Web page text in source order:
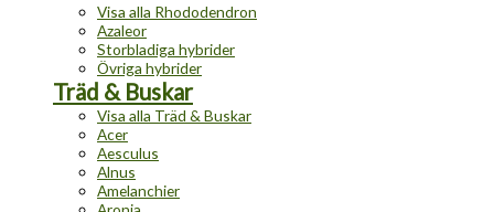
Visa alla Rhododendron
Azaleor
Storbladiga hybrider
Övriga hybrider
Träd & Buskar
Visa alla Träd & Buskar
Acer
Aesculus
Alnus
Amelanchier